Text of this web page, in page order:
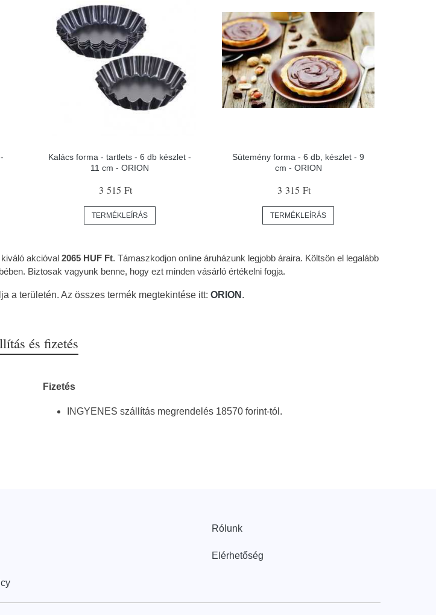
Kalács forma - tartlets - 6 db készlet -
11 cm - ORION
3 515 Ft
TERMÉKLEÍRÁS
Sütemény forma - 6 db, készlet - 9
cm - ORION
3 315 Ft
TERMÉKLEÍRÁS
akcióval 2065 HUF Ft. Támaszkodjon online áruházunk legjobb áraira. Költsön el legalább
Biztosak vagyunk benne, hogy ezt minden vásárló értékelni fogja.
a területén. Az összes termék megtekintése itt: ORION .
és fizetés
Fizetés
INGYENES szállítás megrendelés 18570 forint-tól.
Rólunk
Elérhetőség